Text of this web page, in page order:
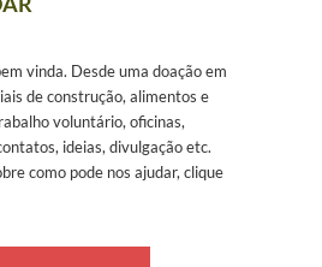
vinda. Desde uma doação em
de construção, alimentos e
voluntário, oficinas,
ideias, divulgação etc.
como pode nos ajudar, clique